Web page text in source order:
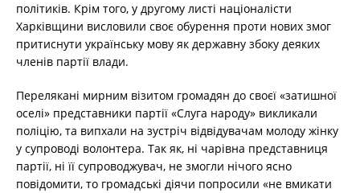
політиків. Крім того, у другому листі націоналісти
Харківщини висловили своє обурення проти нових змог
притиснути українську мову як державну збоку деяких
членів партії влади.
Перелякані мирним візитом громадян до своєї «затишної
оселі» представники партії «Слуга народу» викликали
поліцію, та випхали на зустріч відвідувачам молоду жінку
у супроводі волонтера. Так як, ні чарівна представниця
партії, ні її супроводжувач, не змогли нічого ясно
повідомити, то громадські діячи попросили «не вмикати